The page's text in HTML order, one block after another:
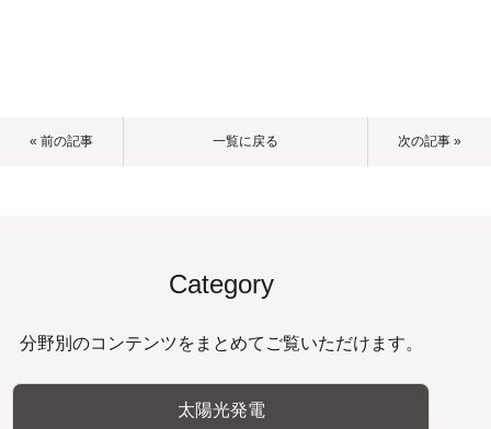
« 前の記事 一覧に戻る 次の記事 »
Category
分野別のコンテンツをまとめてご覧いただけます。
太陽光発電